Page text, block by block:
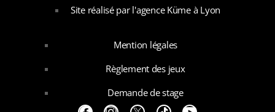
Site réalisé par l'agence Küme à Lyon
Mention légales
Règlement des jeux
Demande de stage